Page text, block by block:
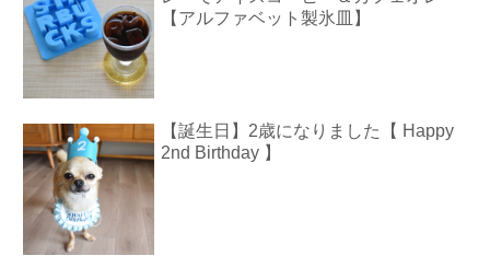
【アルファベット製氷皿】
【誕生日】2歳になりました【 Happy
2nd Birthday 】